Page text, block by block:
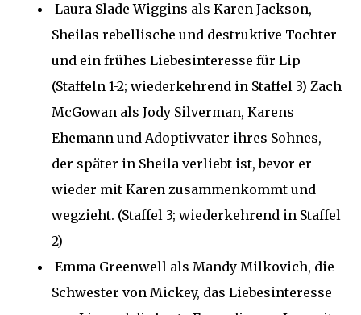
Laura Slade Wiggins als Karen Jackson,
Sheilas rebellische und destruktive Tochter
und ein frühes Liebesinteresse für Lip
(Staffeln 1-2; wiederkehrend in Staffel 3) Zach
McGowan als Jody Silverman, Karens
Ehemann und Adoptivvater ihres Sohnes,
der später in Sheila verliebt ist, bevor er
wieder mit Karen zusammenkommt und
wegzieht. (Staffel 3; wiederkehrend in Staffel
2)
Emma Greenwell als Mandy Milkovich, die
Schwester von Mickey, das Liebesinteresse